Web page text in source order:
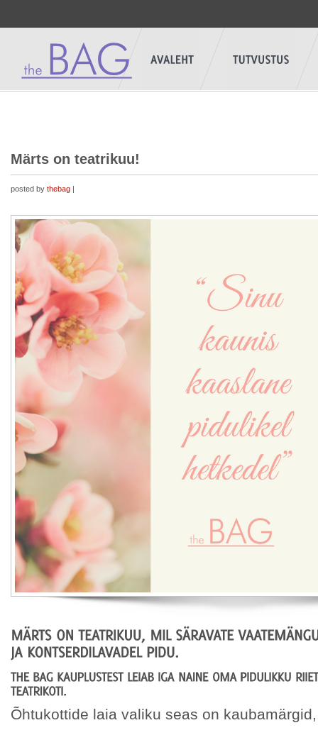
Märts on teatrikuu!
posted by thebag |
Õhtukottide laia valiku seas on